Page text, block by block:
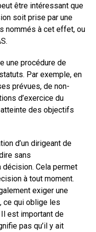
être intéressant que
soit prise par une
nommés à cet effet, ou
une procédure de
Par exemple, en
prévues, de non-
d’exercice du
des objectifs
d’un dirigeant de
sans
Cela permet
à tout moment.
exiger une
ce qui oblige les
est important de
pas qu’il y ait